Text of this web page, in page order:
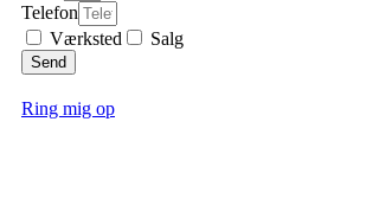
Telefon
Værksted
Salg
Send
Ring mig op